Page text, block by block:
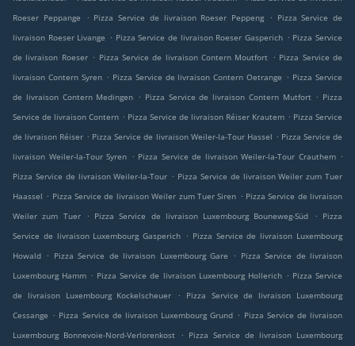
Roeser Peppange
. Pizza Service de livraison Roeser Peppeng . Pizza Service de
livraison Roeser Livange . Pizza Service de livraison Roeser Gasperich . Pizza Service
de livraison Roeser . Pizza Service de livraison Contern Moutfort . Pizza Service de
livraison Contern Syren . Pizza Service de livraison Contern Oetrange . Pizza Service
de livraison Contern Medingen . Pizza Service de livraison Contern Mutfort . Pizza
Service de livraison Contern . Pizza Service de livraison Réiser Krautem . Pizza Service
de livraison Réiser . Pizza Service de livraison Weiler-la-Tour Hassel . Pizza Service de
livraison Weiler-la-Tour Syren . Pizza Service de livraison Weiler-la-Tour Crauthem .
Pizza Service de livraison Weiler-la-Tour . Pizza Service de livraison Weiler zum Tuer
Haassel . Pizza Service de livraison Weiler zum Tuer Siren . Pizza Service de livraison
Weiler zum Tuer
. Pizza Service de livraison Luxembourg Bouneweg-Süd . Pizza
Service de livraison Luxembourg Gasperich . Pizza Service de livraison Luxembourg
Howald . Pizza Service de livraison Luxembourg Gare . Pizza Service de livraison
Luxembourg Hamm . Pizza Service de livraison Luxembourg Hollerich . Pizza Service
de livraison Luxembourg Kockelscheuer
.
Pizza Service de livraison Luxembourg
Cessange . Pizza Service de livraison Luxembourg Grund . Pizza Service de livraison
Luxembourg Bonnevoie-Nord-Verlorenkost
. Pizza Service de livraison Luxembourg